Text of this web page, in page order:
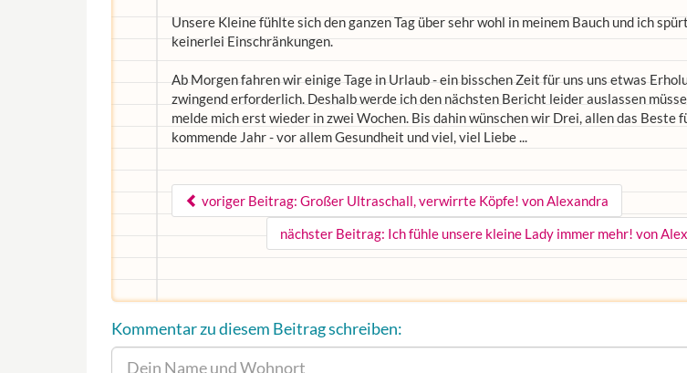
Unsere Kleine fühlte sich den ganzen Tag über sehr wohl in meinem Bauch und ich
keinerlei Einschränkungen.
Ab Morgen fahren wir einige Tage in Urlaub - ein bisschen Zeit für uns uns etwas
zwingend erforderlich. Deshalb werde ich den nächsten Bericht leider auslassen
melde mich erst wieder in zwei Wochen. Bis dahin wünschen wir Drei, allen das Beste
kommende Jahr - vor allem Gesundheit und viel, viel Liebe ...
voriger Beitrag: Großer Ultraschall, verwirrte Köpfe! von Alexandra
nächster Beitrag: Ich fühle unsere kleine Lady immer mehr! von
Kommentar zu diesem Beitrag schreiben: